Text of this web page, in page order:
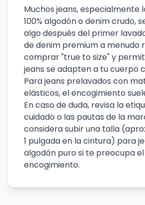
Muchos jeans, especialmente
100% algodón o denim crudo,
algo después del primer
de denim premium a menudo
comprar "true to size" y
jeans se adapten a tu cuerpo
Para jeans prelavados con
elásticos, el encogimiento
En caso de duda, revisa la
cuidado o las pautas de la
considera subir una talla
1 pulgada en la cintura) para
algodón puro si te preocupa el
encogimiento.